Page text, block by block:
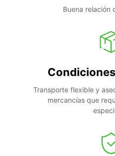
Buena relación
Transporte flexible y
mercancías que